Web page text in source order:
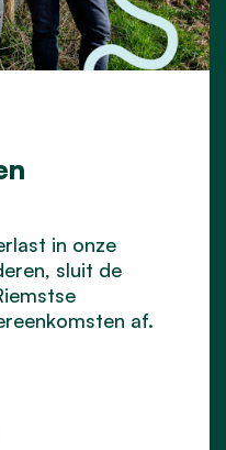
in onze
sluit de
af.